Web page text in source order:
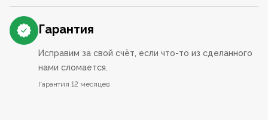
Гарантия
Исправим за свой счёт, если что-то из сделанного
нами сломается.
Гарантия 12 месяцев